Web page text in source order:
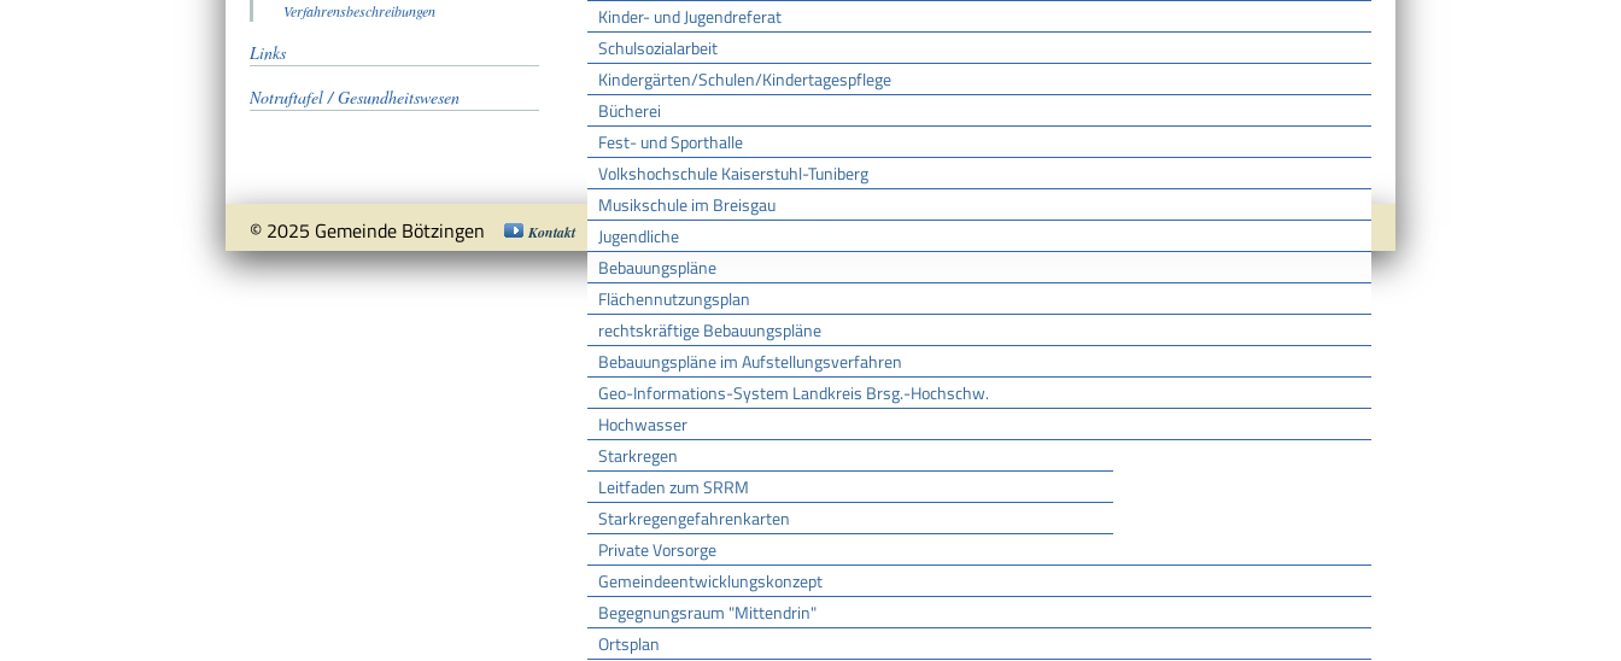
Kinder- und Jugendreferat
Schulsozialarbeit
Kindergärten/Schulen/Kindertagespflege
Bücherei
Fest- und Sporthalle
Volkshochschule Kaiserstuhl-Tuniberg
Musikschule im Breisgau
Jugendliche
Bebauungspläne
Flächennutzungsplan
rechtskräftige Bebauungspläne
Bebauungspläne im Aufstellungsverfahren
Geo-Informations-System Landkreis Brsg.-Hochschw.
Hochwasser
Starkregen
Leitfaden zum SRRM
Starkregengefahrenkarten
Private Vorsorge
Gemeindeentwicklungskonzept
Begegnungsraum "Mittendrin"
Ortsplan
Verfahrensbeschreibungen
Links
Notruftafel / Gesundheitswesen
© 2025 Gemeinde Bötzingen Kontakt Impressum